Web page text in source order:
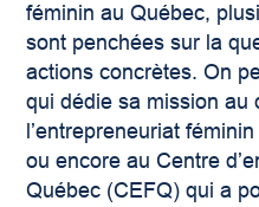
féminin au Québec,
sont penchées sur la
actions concrètes. On
qui dédie sa mission au
l’entrepreneuriat
ou encore au Centre
Québec (CEFQ) qui a